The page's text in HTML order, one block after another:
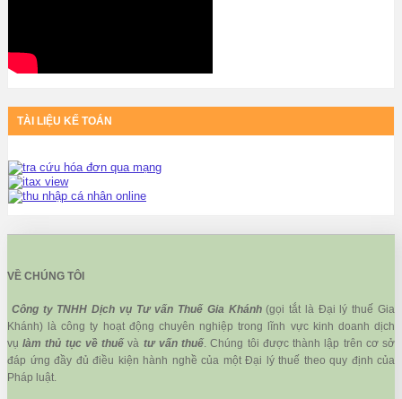
TÀI LIỆU KẾ TOÁN
VỀ CHÚNG TÔI
Công ty TNHH Dịch vụ Tư vấn Thuế Gia Khánh(gọi tắt là Đại lý thuế Gia
Khánh) là công ty hoạt động chuyên nghiệp trong lĩnh vực kinh doanh dịch
vụlàm thủ tục về thuế và tư vấn thuế. Chúng tôi được thành lập trên cơ sở
đáp ứng đầy đủ điều kiện hành nghề của một Đại lý thuế theo quy định của
Pháp luật.